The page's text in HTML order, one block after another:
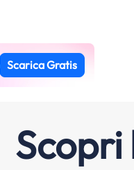
Scarica Gratis
Scopri